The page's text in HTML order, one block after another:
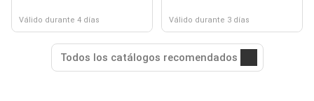
Válido durante 4 días Válido durante 3 días
Todos los catálogos recomendados